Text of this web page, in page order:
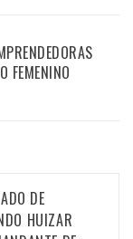
FEMENINO
DE
HUIZAR